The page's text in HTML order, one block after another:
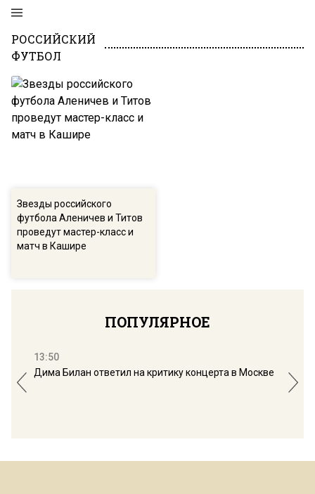
РОССИЙСКИЙ
ФУТБОЛ
Звезды российского
футбола Аленичев и Титов
проведут мастер-класс и
матч в Кашире
ПОПУЛЯРНОЕ
13:50
Дима Билан ответил на критику концерта в Москве